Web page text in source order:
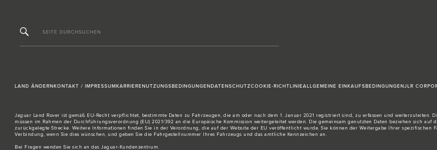
SEITE DURCHSUCHEN
LAND ÄNDERNKONTAKT / IMPRESSUMKARRIERENUTZUNGSBEDINGUNGENDATENSCHUTZCOOKIE-RICHTLINIEALLGEMEINE EINKAUFSBEDINGUNGENJLR
Jaguar Land Rover ist gemäß EU-Recht verpflichtet, bestimmte Daten zu Fahrzeugen, die am oder nach dem 1. Januar 2021 registriert sind, zu erfassen und weiterzuleiten.
müssen im Rahmen der Durchführungsverordnung (EU) 2021/392 an die Europäische Kommission weitergeleitet werden. Die gemeinsam genutzten Daten beziehen sich
zurückgelegte Strecke. Weitere Informationen finden Sie in der Verordnung, die auf der Website der EU veröffentlicht wurde. Sie können der Weitergabe Ihrer spezifischen
Verbindung , wenn Sie dies wünschen, und geben Sie die Fahrgestellnummer Ihres Fahrzeugs und das amtliche Kennzeichen an.
Bei Fragen wenden Sie sich an das Jaguar-Kundenzentrum